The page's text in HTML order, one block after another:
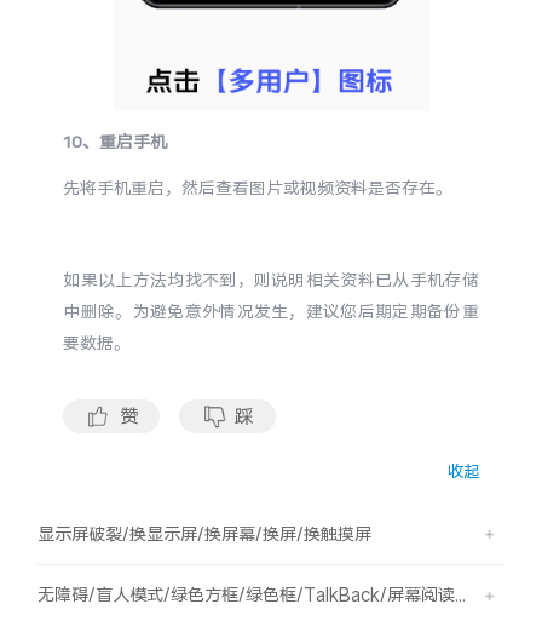
10、重启手机
先将手机重启，然后查看图片或视频资料是否存在。
如果以上方法均找不到，则说明相关资料已从手机存储
中删除。为避免意外情况发生，建议您后期定期备份重
要数据。
赞 踩
收起
显示屏破裂/换显示屏/换屏幕/换屏/换触摸屏